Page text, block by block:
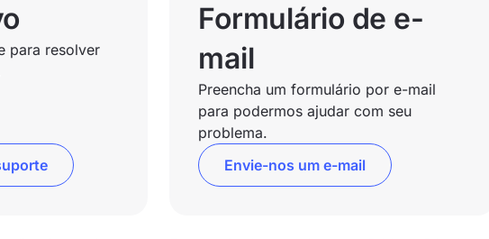
para resolver
Formulário de e-
mail
Preencha um formulário por e-mail
para podermos ajudar com seu
problema.
Envie-nos um e-mail